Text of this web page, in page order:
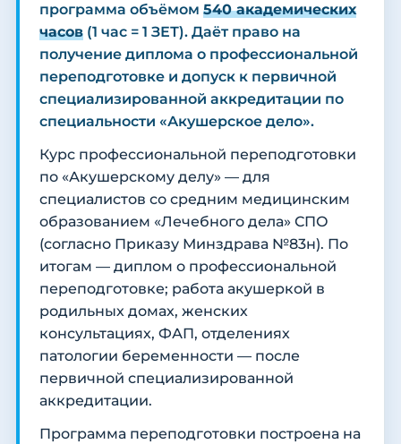
программа объёмом 540 академических
часов (1 час = 1 ЗЕТ). Даёт право на
получение диплома о профессиональной
переподготовке и допуск к первичной
специализированной аккредитации по
специальности «Акушерское дело».
Курс профессиональной переподготовки
по «Акушерскому делу» — для
специалистов со средним медицинским
образованием «Лечебного дела» СПО
(согласно Приказу Минздрава №83н). По
итогам — диплом о профессиональной
переподготовке; работа акушеркой в
родильных домах, женских
консультациях, ФАП, отделениях
патологии беременности — после
первичной специализированной
аккредитации.
Программа переподготовки построена на